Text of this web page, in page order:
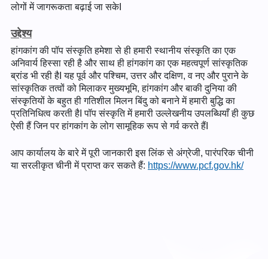
लोगों में जागरूकता बढ़ाई जा सकेI
उद्देश्य
हांगकांग की पॉप संस्कृति हमेशा से ही हमारी स्थानीय संस्कृति का एक
अनिवार्य हिस्सा रही है और साथ ही हांगकांग का एक महत्वपूर्ण सांस्कृतिक
ब्रांड भी रही हैI यह पूर्व और पश्चिम, उत्तर और दक्षिण, व नए और पुराने के
सांस्कृतिक तत्वों को मिलाकर मुख्यभूमि, हांगकांग और बाकी दुनिया की
संस्कृतियों के बहुत ही गतिशील मिलन बिंदु को बनाने में हमारी बुद्धि का
प्रतिनिधित्व करती हैI पॉप संस्कृति में हमारी उल्लेखनीय उपलब्धियाँ ही कुछ
ऐसी हैं जिन पर हांगकांग के लोग सामूहिक रूप से गर्व करते हैंI
आप कार्यालय के बारे में पूरी जानकारी इस लिंक से अंग्रेजी, पारंपरिक चीनी
या सरलीकृत चीनी में प्राप्त कर सकते हैं: https://www.pcf.gov.hk/